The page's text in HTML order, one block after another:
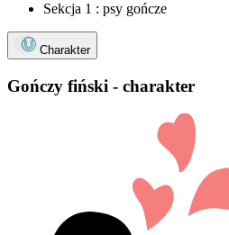
Sekcja 1 : psy gończe
Charakter
Gończy fiński - charakter